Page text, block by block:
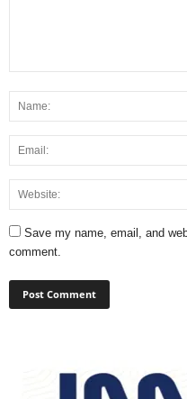
Save my name, email, and
comment.